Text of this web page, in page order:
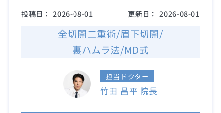
投稿日： 2026-08-01 更新日： 2026-08-01
全切開二重術/眉下切開/
裏ハムラ法/MD式
担当ドクター
竹田 昌平 院長